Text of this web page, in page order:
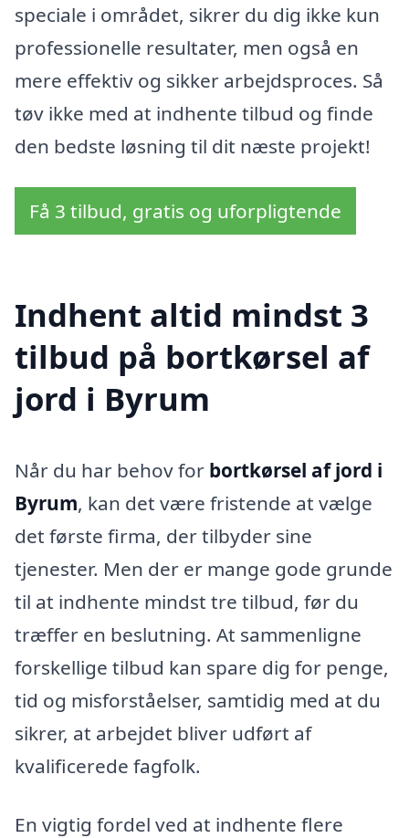
speciale i området, sikrer du dig ikke kun
professionelle resultater, men også en
mere effektiv og sikker arbejdsproces. Så
tøv ikke med at indhente tilbud og finde
den bedste løsning til dit næste projekt!
Få 3 tilbud, gratis og uforpligtende
Indhent altid mindst 3
tilbud på bortkørsel af
jord i Byrum
Når du har behov for bortkørsel af jord i
Byrum, kan det være fristende at vælge
det første firma, der tilbyder sine
tjenester. Men der er mange gode grunde
til at indhente mindst tre tilbud, før du
træffer en beslutning. At sammenligne
forskellige tilbud kan spare dig for penge,
tid og misforståelser, samtidig med at du
sikrer, at arbejdet bliver udført af
kvalificerede fagfolk.
En vigtig fordel ved at indhente flere